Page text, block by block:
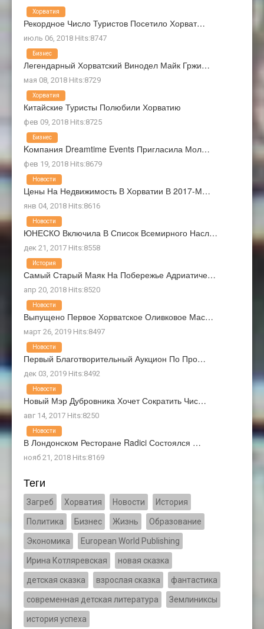
Рекордное Число Туристов Посетило Хорват…
июль 06, 2018 Hits:8747
Хорватия
Легендарный Хорватский Винодел Майк Гржи…
мая 08, 2018 Hits:8729
Бизнес
Китайские Туристы Полюбили Хорватию
фев 09, 2018 Hits:8725
Хорватия
Kомпания Dreamtime Events Пригласила Мол…
фев 19, 2018 Hits:8679
Бизнес
Цены На Недвижимость В Хорватии В 2017-М…
янв 04, 2018 Hits:8616
Новости
ЮНЕСКО Включила В Список Всемирного Насл…
дек 21, 2017 Hits:8558
Новости
Самый Старый Маяк На Побережье Адриатиче…
апр 20, 2018 Hits:8520
История
Выпущено Первое Хорватское Оливковое Мас…
март 26, 2019 Hits:8497
Новости
Первый Благотворительный Аукцион По Про…
дек 03, 2019 Hits:8492
Новости
Новый Мэр Дубровника Хочет Сократить Чис…
авг 14, 2017 Hits:8250
Новости
В Лондонском Ресторане Radici Состоялся …
нояб 21, 2018 Hits:8169
Новости
Теги
Загреб Хорватия Новости История
Политика Бизнес Жизнь Образование
Экономика European World Publishing
Ирина Котляревская новая сказка
детская сказка взрослая сказка фантастика
современная детская литература Землиниксы
история успеха